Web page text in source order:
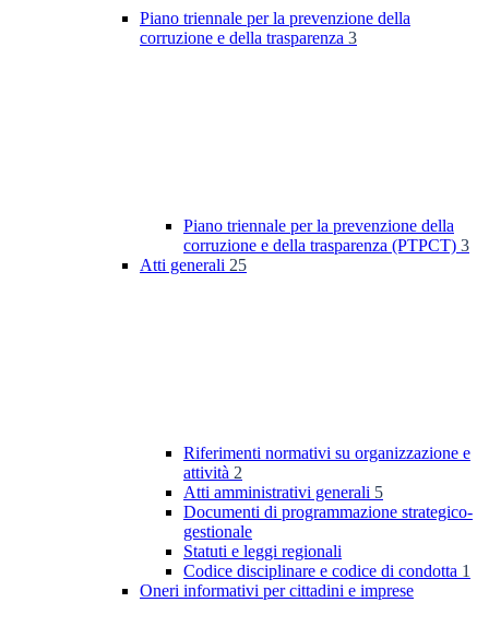
Piano triennale per la prevenzione della
corruzione e della trasparenza 3
Piano triennale per la prevenzione della
corruzione e della trasparenza (PTPCT) 3
Atti generali 25
Riferimenti normativi su organizzazione e
attività 2
Atti amministrativi generali 5
Documenti di programmazione strategico-
gestionale
Statuti e leggi regionali
Codice disciplinare e codice di condotta 1
Oneri informativi per cittadini e imprese